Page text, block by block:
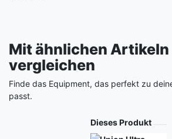
Mit ähnlichen Artikeln
vergleichen
Finde das Equipment, das perfekt zu
passt.
Dieses Produkt